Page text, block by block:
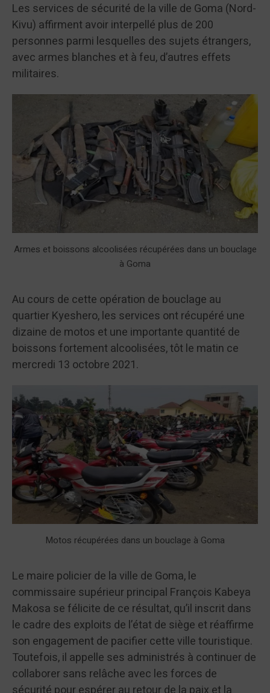
Les services de sécurité de la ville de Goma (Nord-
Kivu) affirment avoir interpellé plus de 200
personnes parmi lesquelles des sujets étrangers,
avec armes blanches et à feu, d’autres effets
militaires.
Armes et boissons alcoolisées récupérées dans un bouclage
à Goma
Au cours de cette opération de bouclage au
quartier Kyeshero, les services ont récupéré une
dizaine de motos et une importante quantité de
boissons fortement alcoolisées, tôt le matin ce
mercredi 13 octobre 2021.
Motos récupérées dans un bouclage à Goma
Le maire policier de la ville de Goma, le
commissaire supérieur principal François Kabeya
Makosa se félicite de ce résultat, qu’il inscrit dans
le cadre des exploits de l’état de siège et réaffirme
son engagement de pacifier cette ville touristique.
Toutefois, il appelle ses administrés à continuer de
collaborer sans relâche avec les forces de